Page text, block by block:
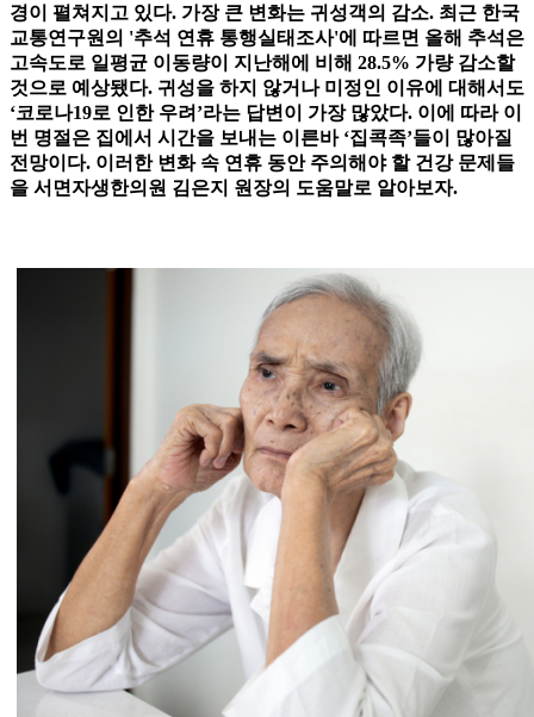
경이 펼쳐지고 있다. 가장 큰 변화는 귀성객의 감소. 최근 한국
교통연구원의 '추석 연휴 통행실태조사'에 따르면 올해 추석은
고속도로 일평균 이동량이 지난해에 비해 28.5% 가량 감소할
것으로 예상됐다. 귀성을 하지 않거나 미정인 이유에 대해서도
‘코로나19로 인한 우려’라는 답변이 가장 많았다. 이에 따라 이
번 명절은 집에서 시간을 보내는 이른바 ‘집콕족’들이 많아질
전망이다. 이러한 변화 속 연휴 동안 주의해야 할 건강 문제들
을 서면자생한의원 김은지 원장의 도움말로 알아보자.